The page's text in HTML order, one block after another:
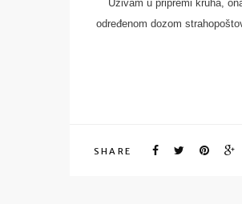
Uživam u pripremi kruha,
određenom dozom
SHARE